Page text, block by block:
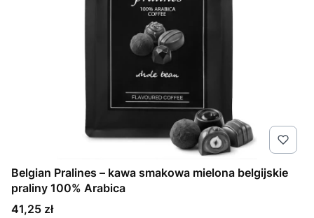
Belgian Pralines – kawa smakowa mielona belgijskie
praliny 100% Arabica
Cena
41,25 zł